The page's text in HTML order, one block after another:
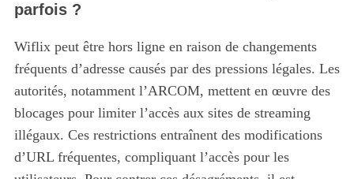
parfois ?
Wiflix peut être hors ligne en raison de changements
fréquents d’adresse causés par des pressions légales. Les
autorités, notamment l’ARCOM, mettent en œuvre des
blocages pour limiter l’accès aux sites de streaming
illégaux. Ces restrictions entraînent des modifications
d’URL fréquentes, compliquant l’accès pour les